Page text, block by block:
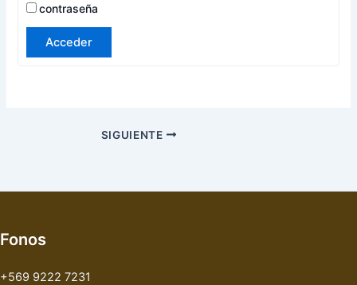
contraseña
Acceder
SIGUIENTE
Fonos
+569 9222 7231